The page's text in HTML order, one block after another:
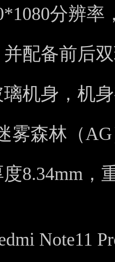
分辨
配备前后
机身，机
雾森林（
8.34mm，
Note11